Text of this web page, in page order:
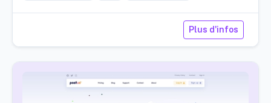
Plus d'infos